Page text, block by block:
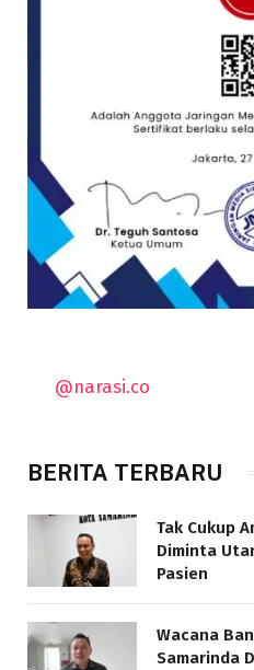
@narasi.co
BERITA TERBARU
Tak Cukup
Diminta
Pasien
Wacana
Samarinda